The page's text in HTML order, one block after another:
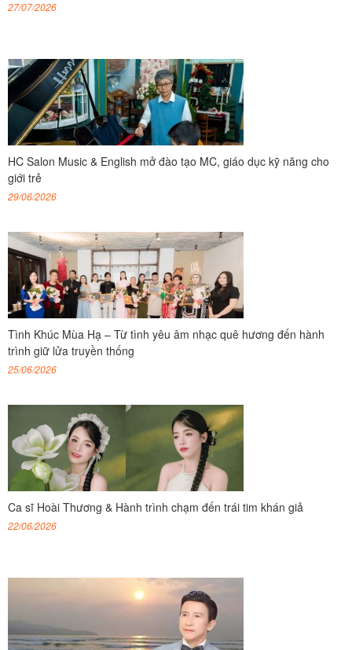
27/07/2026
HC Salon Music & English mở đào tạo MC, giáo dục kỹ năng cho
giới trẻ
29/06/2026
Tình Khúc Mùa Hạ – Từ tình yêu âm nhạc quê hương đến hành
trình giữ lửa truyền thống
25/06/2026
Ca sĩ Hoài Thương & Hành trình chạm đến trái tim khán giả
22/06/2026